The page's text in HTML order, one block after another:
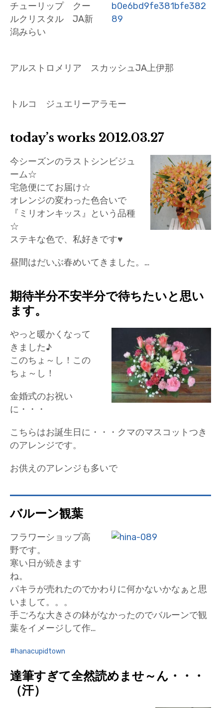
チューリップ クー
ルクリスタル JA新
潟みらい
アルストロメリア スカッシュJA上伊那
トルコ ジュエリーアラモー
today’s works 2012.03.27
今シーズンのラストシンビジュ
ーム☆
宅急便にてお届け☆
オレンジの変わった色合いで
『ミリオンキッス』という品種
☆
ステキな色で、私好きです♥
昼間はだいぶ春めいてきました。…
期待半分不安半分で待ちたいと思い
ます。
やっと暖かくなって
きました♪
このちょ～し！この
ちょ～し！
金婚式のお祝い
に・・・
こちらはお誕生日に・・・クマのマスコットつき
のアレンジです。
お供えのアレンジも多いで
バルーン観葉
フラワーショップ高
野です。
寒い日が続きます
ね。
パキラが売れたのでかわりに何かないかなぁと思
いまして。。。
手ごろな大きさの鉢がなかったのでバルーンで観
葉をイメージして作…
hanacupidtown
達筆すぎて全然読めませ～ん・・・
（汗）